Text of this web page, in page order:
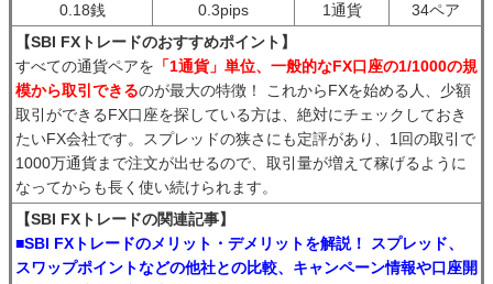
0.18銭 0.3pips 1通貨
34ペア
【SBI FXトレードのおすすめポイント】
すべての通貨ペアを 「1通貨」単位、一般的なFX口座の1/1000の規
模から取引できるのが最大の特徴！ これからFXを始める人、少額
取引ができるFX口座を探している方は、絶対にチェックしておき
たいFX会社です。スプレッドの狭さにも定評があり、1回の取引で
1000万通貨まで注文が出せるので、取引量が増えて稼げるように
なってからも長く使い続けられます。
【SBI FXトレードの関連記事】
■SBI FXトレードのメリット・デメリットを解説！ スプレッド、
スワップポイントなどの他社との比較、キャンペーン情報や口座開